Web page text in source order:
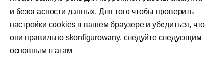
и безопасности данных. Для того чтобы проверить
настройки cookies в вашем браузере и убедиться, что
они правильно skonfigurowany, следуйте следующим
основным шагам: